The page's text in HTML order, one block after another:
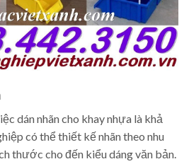
dán nhãn cho khay nhựa là khả
có thể thiết kế nhãn theo nhu
thước cho đến kiểu dáng văn bản.